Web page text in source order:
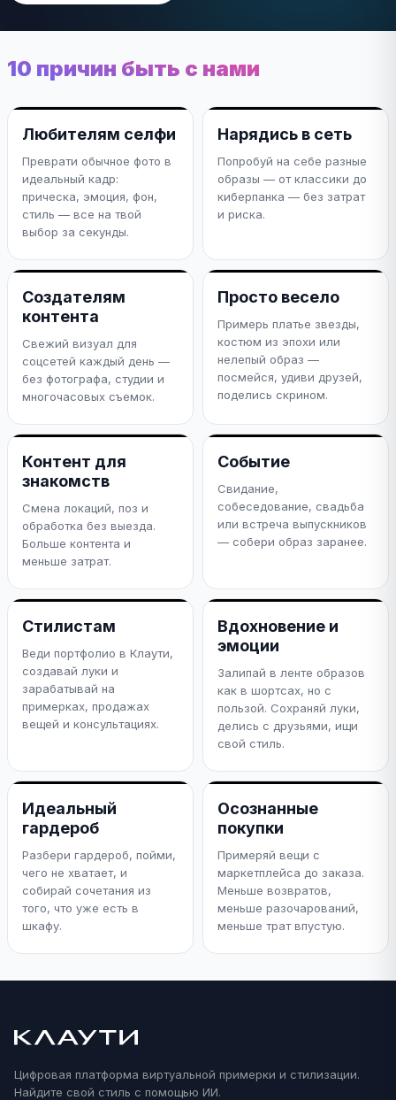
10 причин быть с нами
Любителям селфи
Преврати обычное фото в
идеальный кадр:
прическа, эмоция, фон,
стиль — все на твой
выбор за секунды.
Нарядись в сеть
Попробуй на себе разные
образы — от классики до
киберпанка — без затрат
и риска.
Создателям
контента
Свежий визуал для
соцсетей каждый день —
без фотографа, студии и
многочасовых съемок.
Просто весело
Примерь платье звезды,
костюм из эпохи или
нелепый образ —
посмейся, удиви друзей,
поделись скрином.
Контент для
знакомств
Смена локаций, поз и
обработка без выезда.
Больше контента и
меньше затрат.
Событие
Свидание,
собеседование, свадьба
или встреча выпускников
— собери образ заранее.
Стилистам
Веди портфолио в Клаути,
создавай луки и
зарабатывай на
примерках, продажах
вещей и консультациях.
Вдохновение и
эмоции
Залипай в ленте образов
как в шортсах, но с
пользой. Сохраняй луки,
делись с друзьями, ищи
свой стиль.
Идеальный
гардероб
Разбери гардероб, пойми,
чего не хватает, и
собирай сочетания из
того, что уже есть в
шкафу.
Осознанные
покупки
Примеряй вещи с
маркетплейса до заказа.
Меньше возвратов,
меньше разочарований,
меньше трат впустую.
Цифровая платформа виртуальной примерки и стилизации.
Найдите свой стиль с помощью ИИ.